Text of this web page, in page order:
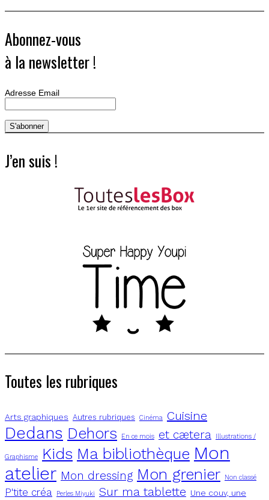
Abonnez-vous
à la newsletter !
Adresse Email
J’en suis !
Toutes les rubriques
Arts graphiques Autres rubriques Cinéma Cuisine
Dedans Dehors En ce mois et cætera Illustrations /
Graphisme Kids Ma bibliothèque Mon
atelier Mon dressing Mon grenier Non classé
P'tite créa Perles Miyuki Sur ma tablette Une couv, une